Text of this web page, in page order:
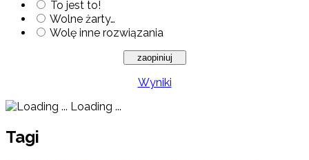
To jest to!
Wolne żarty…
Wolę inne rozwiązania
Wyniki
Loading ...
Tagi